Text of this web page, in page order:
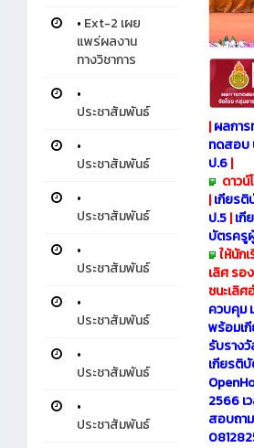
• Ext-2 เผย
แพร่ผลงาน
ทางวิชาการ
•
ประชาสัมพันธ์
•
ประชาสัมพันธ์
•
ประชาสัมพันธ์
•
ประชาสัมพันธ์
•
ประชาสัมพันธ์
•
ประชาสัมพันธ์
•
ประชาสัมพันธ์
|ผลกา
ทดสอบ
ป.6|
ดาว
|เกียร
ป.5|เกี
บัตรครู
ให้นัก
เลิศ รอ
ชนะเลิ
ควบคุม
พร้อมเ
รับราง
เกียรติบั
2566 เ
สอบถา